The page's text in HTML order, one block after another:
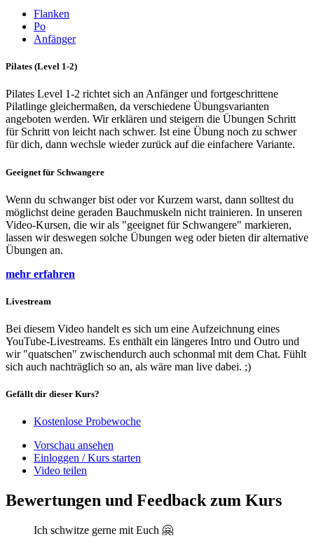
Flanken
Po
Anfänger
Pilates (Level 1-2)
Pilates Level 1-2 richtet sich an Anfänger und fortgeschrittene
Pilatlinge gleichermaßen, da verschiedene Übungsvarianten
angeboten werden. Wir erklären und steigern die Übungen Schritt
für Schritt von leicht nach schwer. Ist eine Übung noch zu schwer
für dich, dann wechsle wieder zurück auf die einfachere Variante.
Geeignet für Schwangere
Wenn du schwanger bist oder vor Kurzem warst, dann solltest du
möglichst deine geraden Bauchmuskeln nicht trainieren. In unseren
Video-Kursen, die wir als "geeignet für Schwangere" markieren,
lassen wir deswegen solche Übungen weg oder bieten dir alternative
Übungen an.
mehr erfahren
Livestream
Bei diesem Video handelt es sich um eine Aufzeichnung eines
YouTube-Livestreams. Es enthält ein längeres Intro und Outro und
wir "quatschen" zwischendurch auch schonmal mit dem Chat. Fühlt
sich auch nachträglich so an, als wäre man live dabei. ;)
Gefällt dir dieser Kurs?
Kostenlose Probewoche
Vorschau ansehen
Einloggen / Kurs starten
Video teilen
Bewertungen und Feedback zum Kurs
Ich schwitze gerne mit Euch 🤗